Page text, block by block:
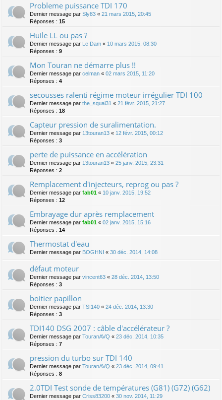
Probleme puissance TDI 170
Dernier message par Sly83 « 21 mars 2015, 20:45
Réponses : 15
Huile LL ou pas ?
Dernier message par Le Dam « 10 mars 2015, 08:30
Réponses : 9
Mon Touran ne démarre plus !!
Dernier message par celman « 02 mars 2015, 11:20
Réponses : 4
secousses ralenti régime moteur irrégulier TDI 100
Dernier message par the_squal31 « 21 févr. 2015, 21:27
Réponses : 18
Capteur pression de suralimentation.
Dernier message par 13touran13 « 12 févr. 2015, 00:12
Réponses : 3
perte de puissance en accélération
Dernier message par 13touran13 « 25 janv. 2015, 23:31
Réponses : 2
Remplacement d'injecteurs, reprog ou pas ?
Dernier message par fab01 « 10 janv. 2015, 19:52
Réponses : 12
Embrayage dur après remplacement
Dernier message par fab01 « 02 janv. 2015, 15:16
Réponses : 14
Thermostat d'eau
Dernier message par BOGHNI « 30 déc. 2014, 14:08
défaut moteur
Dernier message par vincent63 « 28 déc. 2014, 13:50
Réponses : 3
boitier papillon
Dernier message par TSI140 « 24 déc. 2014, 13:30
Réponses : 3
TDI140 DSG 2007 : câble d'accélérateur ?
Dernier message par TouranAVQ « 23 déc. 2014, 10:35
Réponses : 7
pression du turbo sur TDI 140
Dernier message par TouranAVQ « 23 déc. 2014, 09:41
Réponses : 8
2.0TDI Test sonde de températures (G81) (G72) (G62)
Dernier message par Criss83200 « 30 nov. 2014, 11:29